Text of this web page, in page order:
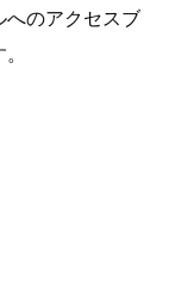
のアクセスブ